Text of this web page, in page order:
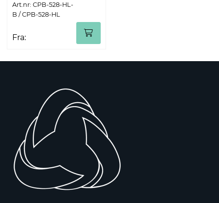
Art.nr: CPB-528-HL-
B / CPB-528-HL
Fra: